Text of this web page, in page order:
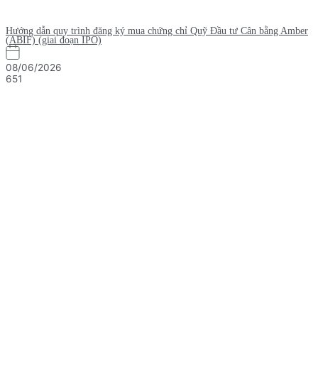
Hướng dẫn quy trình đăng ký mua chứng chỉ Quỹ Đầu tư Cân bằng Amber
(ABIF) (giai đoạn IPO)
08/06/2026
651